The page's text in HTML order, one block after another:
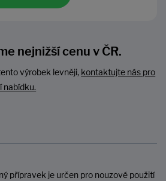
nejnižší cenu v ČR.
výrobek levněji, kontaktujte nás pro
nabídku.
přípravek je určen pro nouzové použití